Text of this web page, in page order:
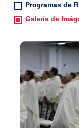
Programas de
Galería de